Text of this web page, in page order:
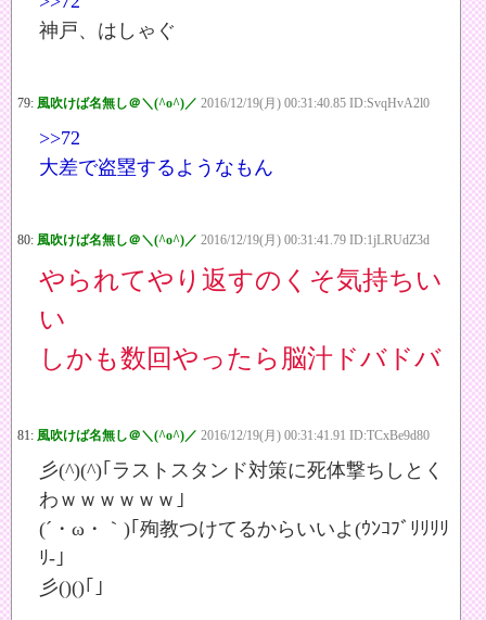
神戸、はしゃぐ
79: 風吹けば名無し＠＼(^o^)／ 2016/12/19(月) 00:31:40.85 ID:SvqHvA2l0
>>72
大差で盗塁するようなもん
80: 風吹けば名無し＠＼(^o^)／ 2016/12/19(月) 00:31:41.79 ID:1jLRUdZ3d
やられてやり返すのくそ気持ちい
い
しかも数回やったら脳汁ドバドバ
81: 風吹けば名無し＠＼(^o^)／ 2016/12/19(月) 00:31:41.91 ID:TCxBe9d80
彡(^)(^)｢ラストスタンド対策に死体撃ちしとく
わｗｗｗｗｗｗ｣
(´・ω・｀)｢殉教つけてるからいいよ(ｳﾝｺﾌﾞﾘﾘﾘﾘ
ﾘ-｣
彡()()｢｣